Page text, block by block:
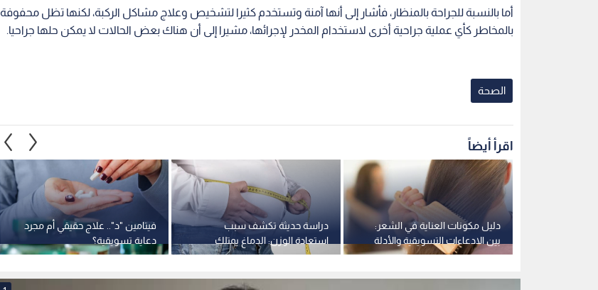
أما بالنسبة للجراحة بالمنظار، فأشار إلى أنها آمنة وتستخدم كثيرا لتشخيص وعلاج مشاكل الركبة، لكنها تظل محفوفة
بالمخاطر كأي عملية جراحية أخرى لاستخدام المخدر لإجرائها، مشيرا إلى أن هناك بعض الحالات لا يمكن حلها جراحيا.
الصحة
اقرأ أيضاً
فيتامين "د".. علاج حقيقي أم مجرد
دعاية تسويقية؟
دراسة حديثة تكشف سبب
استعادة الوزن: الدماغ يمتلك
"ذاكرة بيولوجية" تقاوم الحمية
دليل مكونات العناية في الشعر:
بين الادعاءات التسويقية والأدلة
العلمية